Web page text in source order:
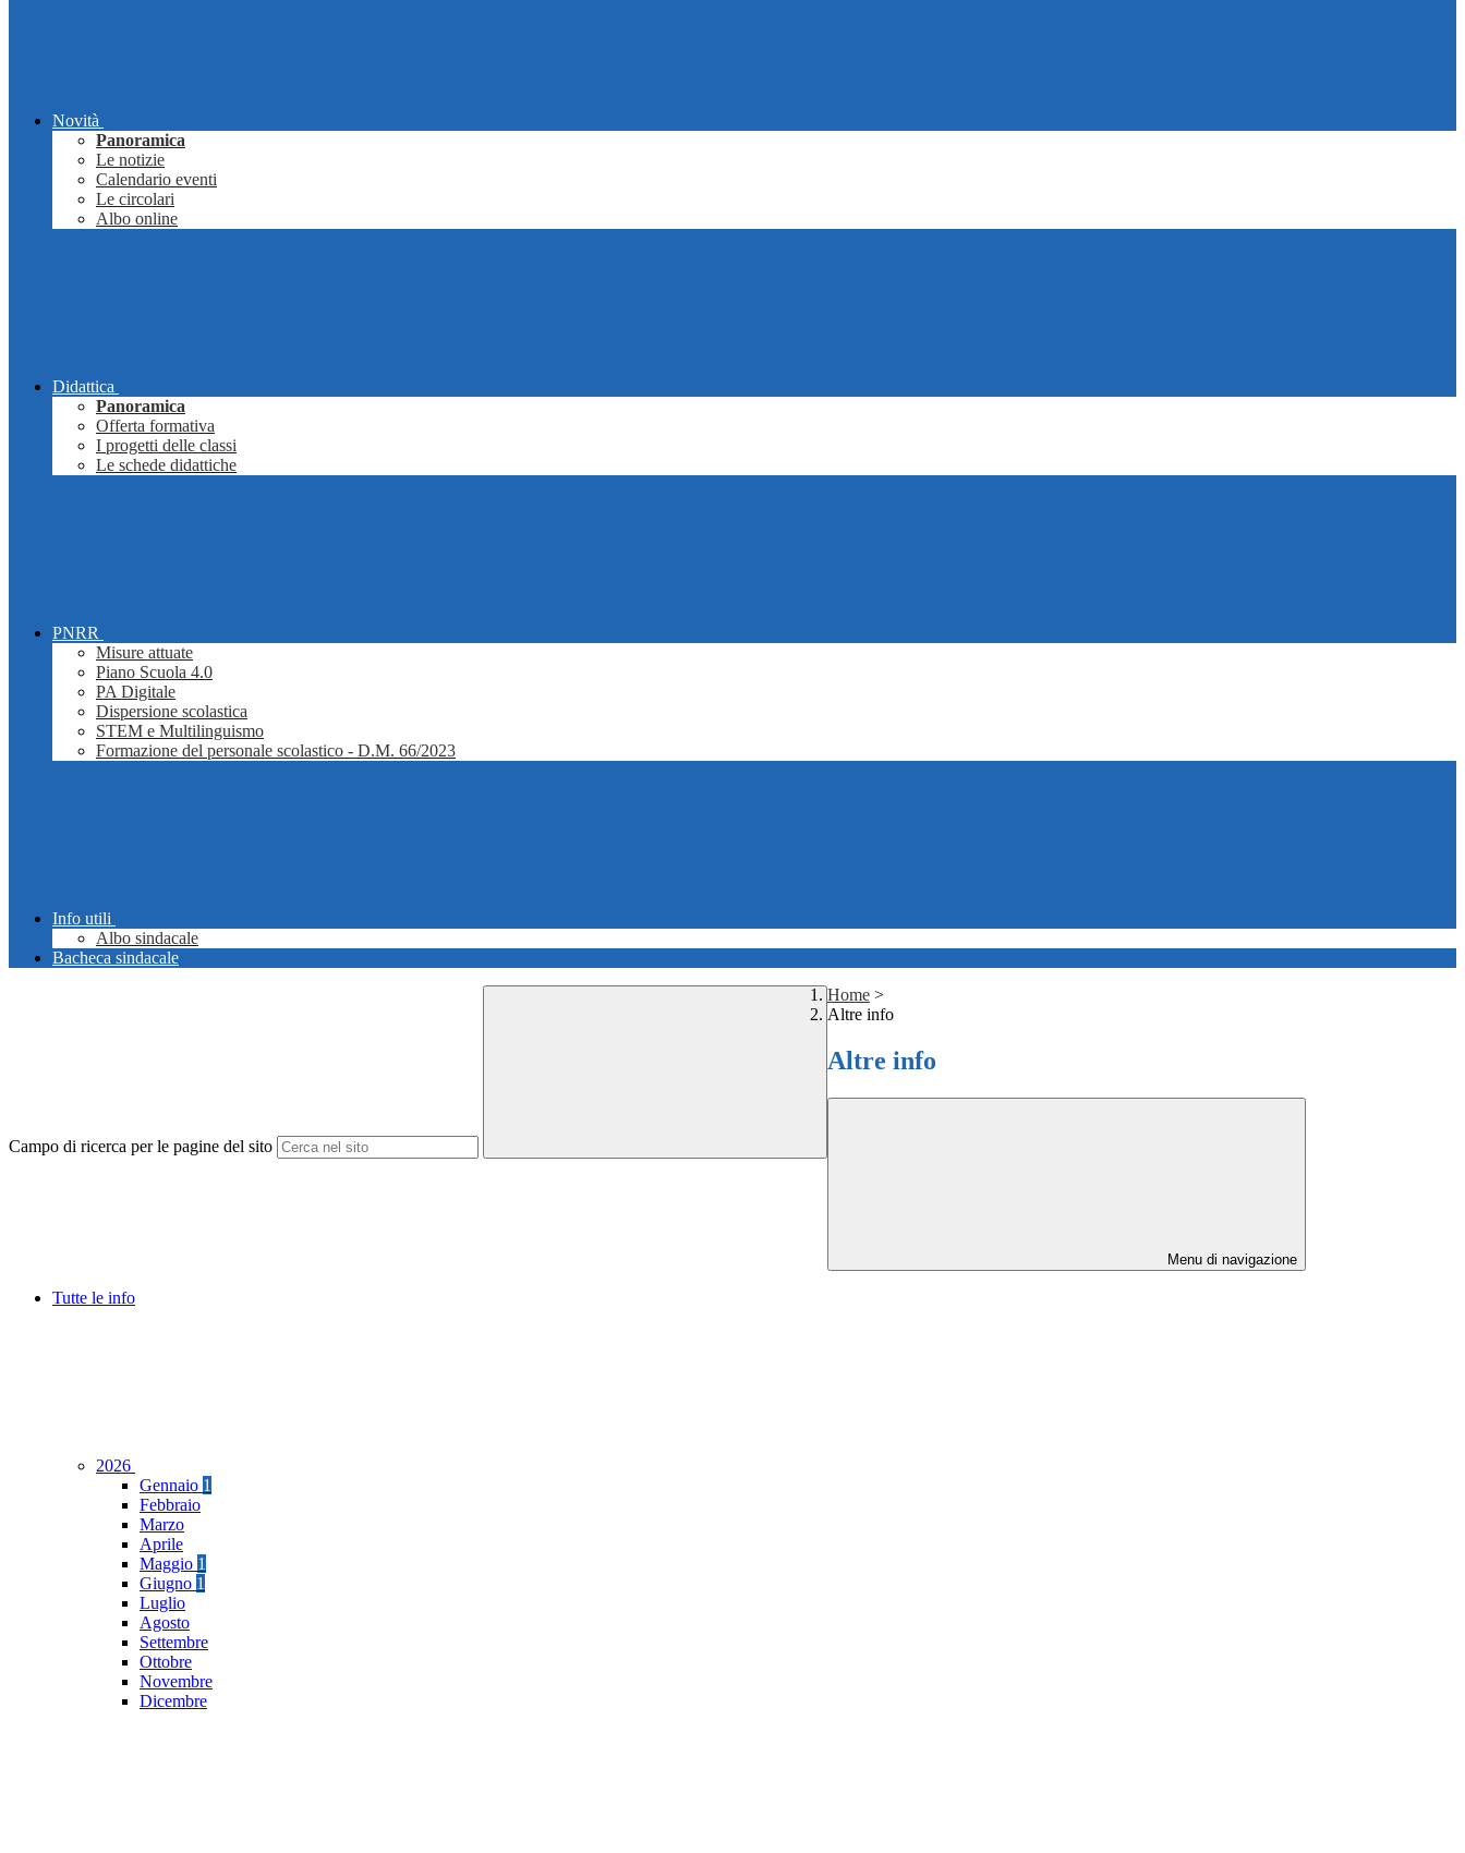
Novità
Panoramica
Le notizie
Calendario eventi
Le circolari
Albo online
Didattica
Panoramica
Offerta formativa
I progetti delle classi
Le schede didattiche
PNRR
Misure attuate
Piano Scuola 4.0
PA Digitale
Dispersione scolastica
STEM e Multilinguismo
Formazione del personale scolastico - D.M. 66/2023
Info utili
Albo sindacale
Bacheca sindacale
Campo di ricerca per le pagine del sito
Home >
Altre info
Altre info
Menu di navigazione
Tutte le info
2026
Gennaio 1
Febbraio
Marzo
Aprile
Maggio 1
Giugno 1
Luglio
Agosto
Settembre
Ottobre
Novembre
Dicembre